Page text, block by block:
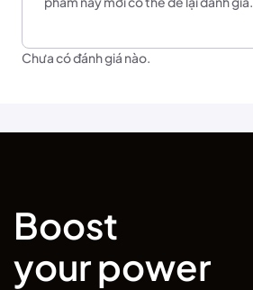
Chưa có đánh giá nào.
Boost
your power